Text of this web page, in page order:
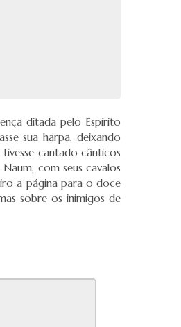
ditada pelo Espírito
sua harpa, deixando
cantado cânticos
com seus cavalos
a página para o doce
sobre os inimigos de